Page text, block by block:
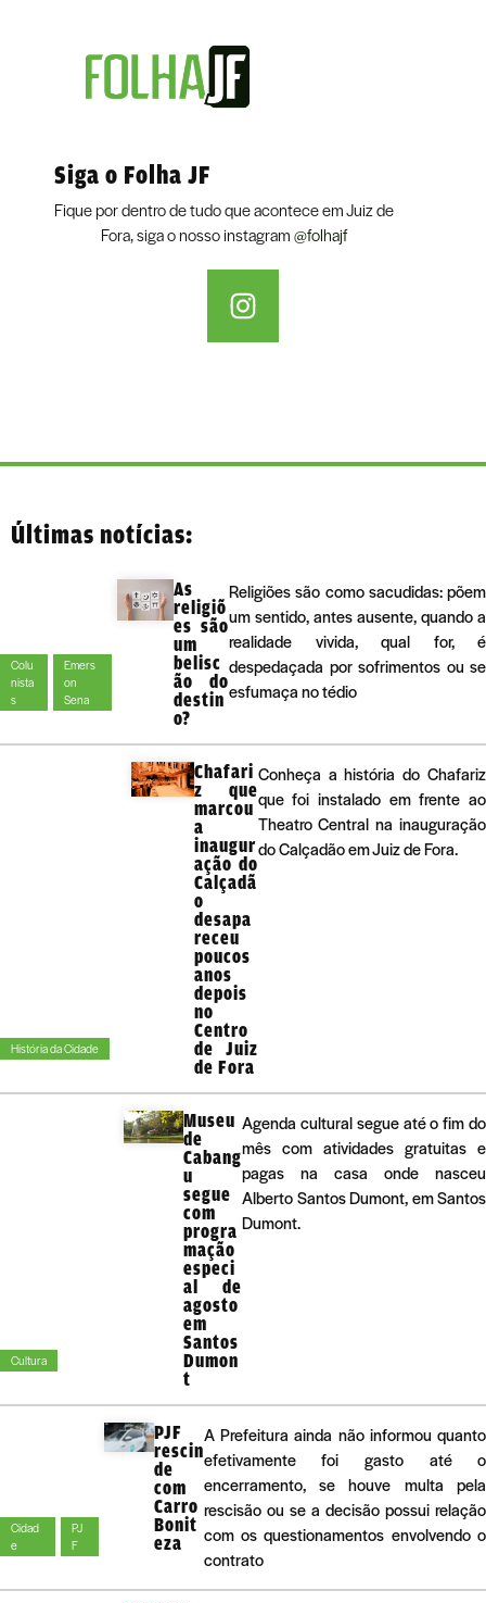
Siga o Folha JF
Fique por dentro de tudo que acontece em Juiz de
Fora, siga o nosso instagram@folhajf
Últimas notícias:
Colu
nista
s
Emers
on
Sena
As
religiõ
es são
um
belisc
ão do
destin
o?
Religiões são como sacudidas: põem
um sentido, antes ausente, quando a
realidade vivida, qual for, é
despedaçada por sofrimentos ou se
esfumaça no tédio
História da Cidade
Chafari
z que
marcou
a
inaugur
ação do
Calçadã
o
desapa
receu
poucos
anos
depois
no
Centro
de Juiz
de Fora
Conheça a história do Chafariz
que foi instalado em frente ao
Theatro Central na inauguração
do Calçadão em Juiz de Fora.
Cultura
Museu
de
Cabang
u
segue
com
progra
mação
especi
al de
agosto
em
Santos
Dumon
t
Agenda cultural segue até o fim do
mês com atividades gratuitas e
pagas na casa onde nasceu
Alberto Santos Dumont, em Santos
Dumont.
Cidad
e
PJ
F
PJF
rescin
de
com
Carro
Bonit
eza
A Prefeitura ainda não informou quanto
efetivamente foi gasto até o
encerramento, se houve multa pela
rescisão ou se a decisão possui relação
com os questionamentos envolvendo o
contrato